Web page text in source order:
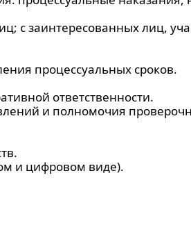
c заинтересованных лиц,
процессуальных сроков.
ответственности.
и полномочия
и цифровом виде).